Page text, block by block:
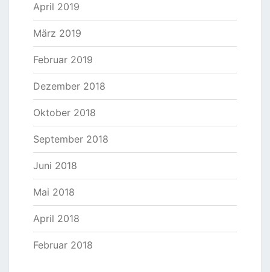
April 2019
März 2019
Februar 2019
Dezember 2018
Oktober 2018
September 2018
Juni 2018
Mai 2018
April 2018
Februar 2018